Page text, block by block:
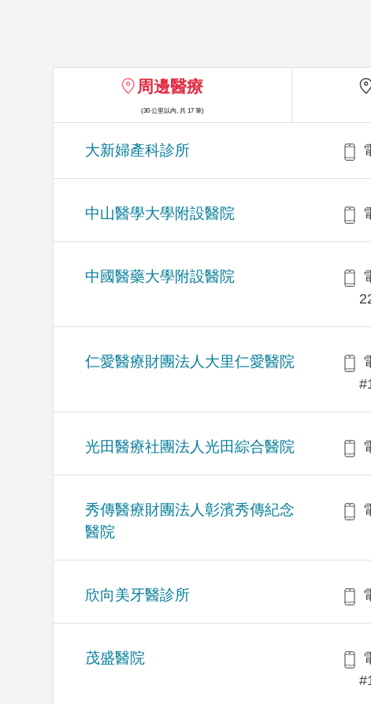
周邊醫療
(30 公里以內, 共 17 筆)
大新婦產科診所
中山醫學大學附設醫院
中國醫藥大學附設醫院
仁愛醫療財團法人大里仁愛醫院
光田醫療社團法人光田綜合醫院
秀傳醫療財團法人彰濱秀傳紀念
醫院
欣向美牙醫診所
茂盛醫院